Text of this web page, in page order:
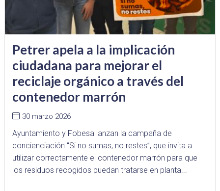
Petrer apela a la implicación
ciudadana para mejorar el
reciclaje orgánico a través del
contenedor marrón
30 marzo 2026
Ayuntamiento y Fobesa lanzan la campaña de
concienciación “Si no sumas, no restes”, que invita a
utilizar correctamente el contenedor marrón para que
los residuos recogidos puedan tratarse en planta...